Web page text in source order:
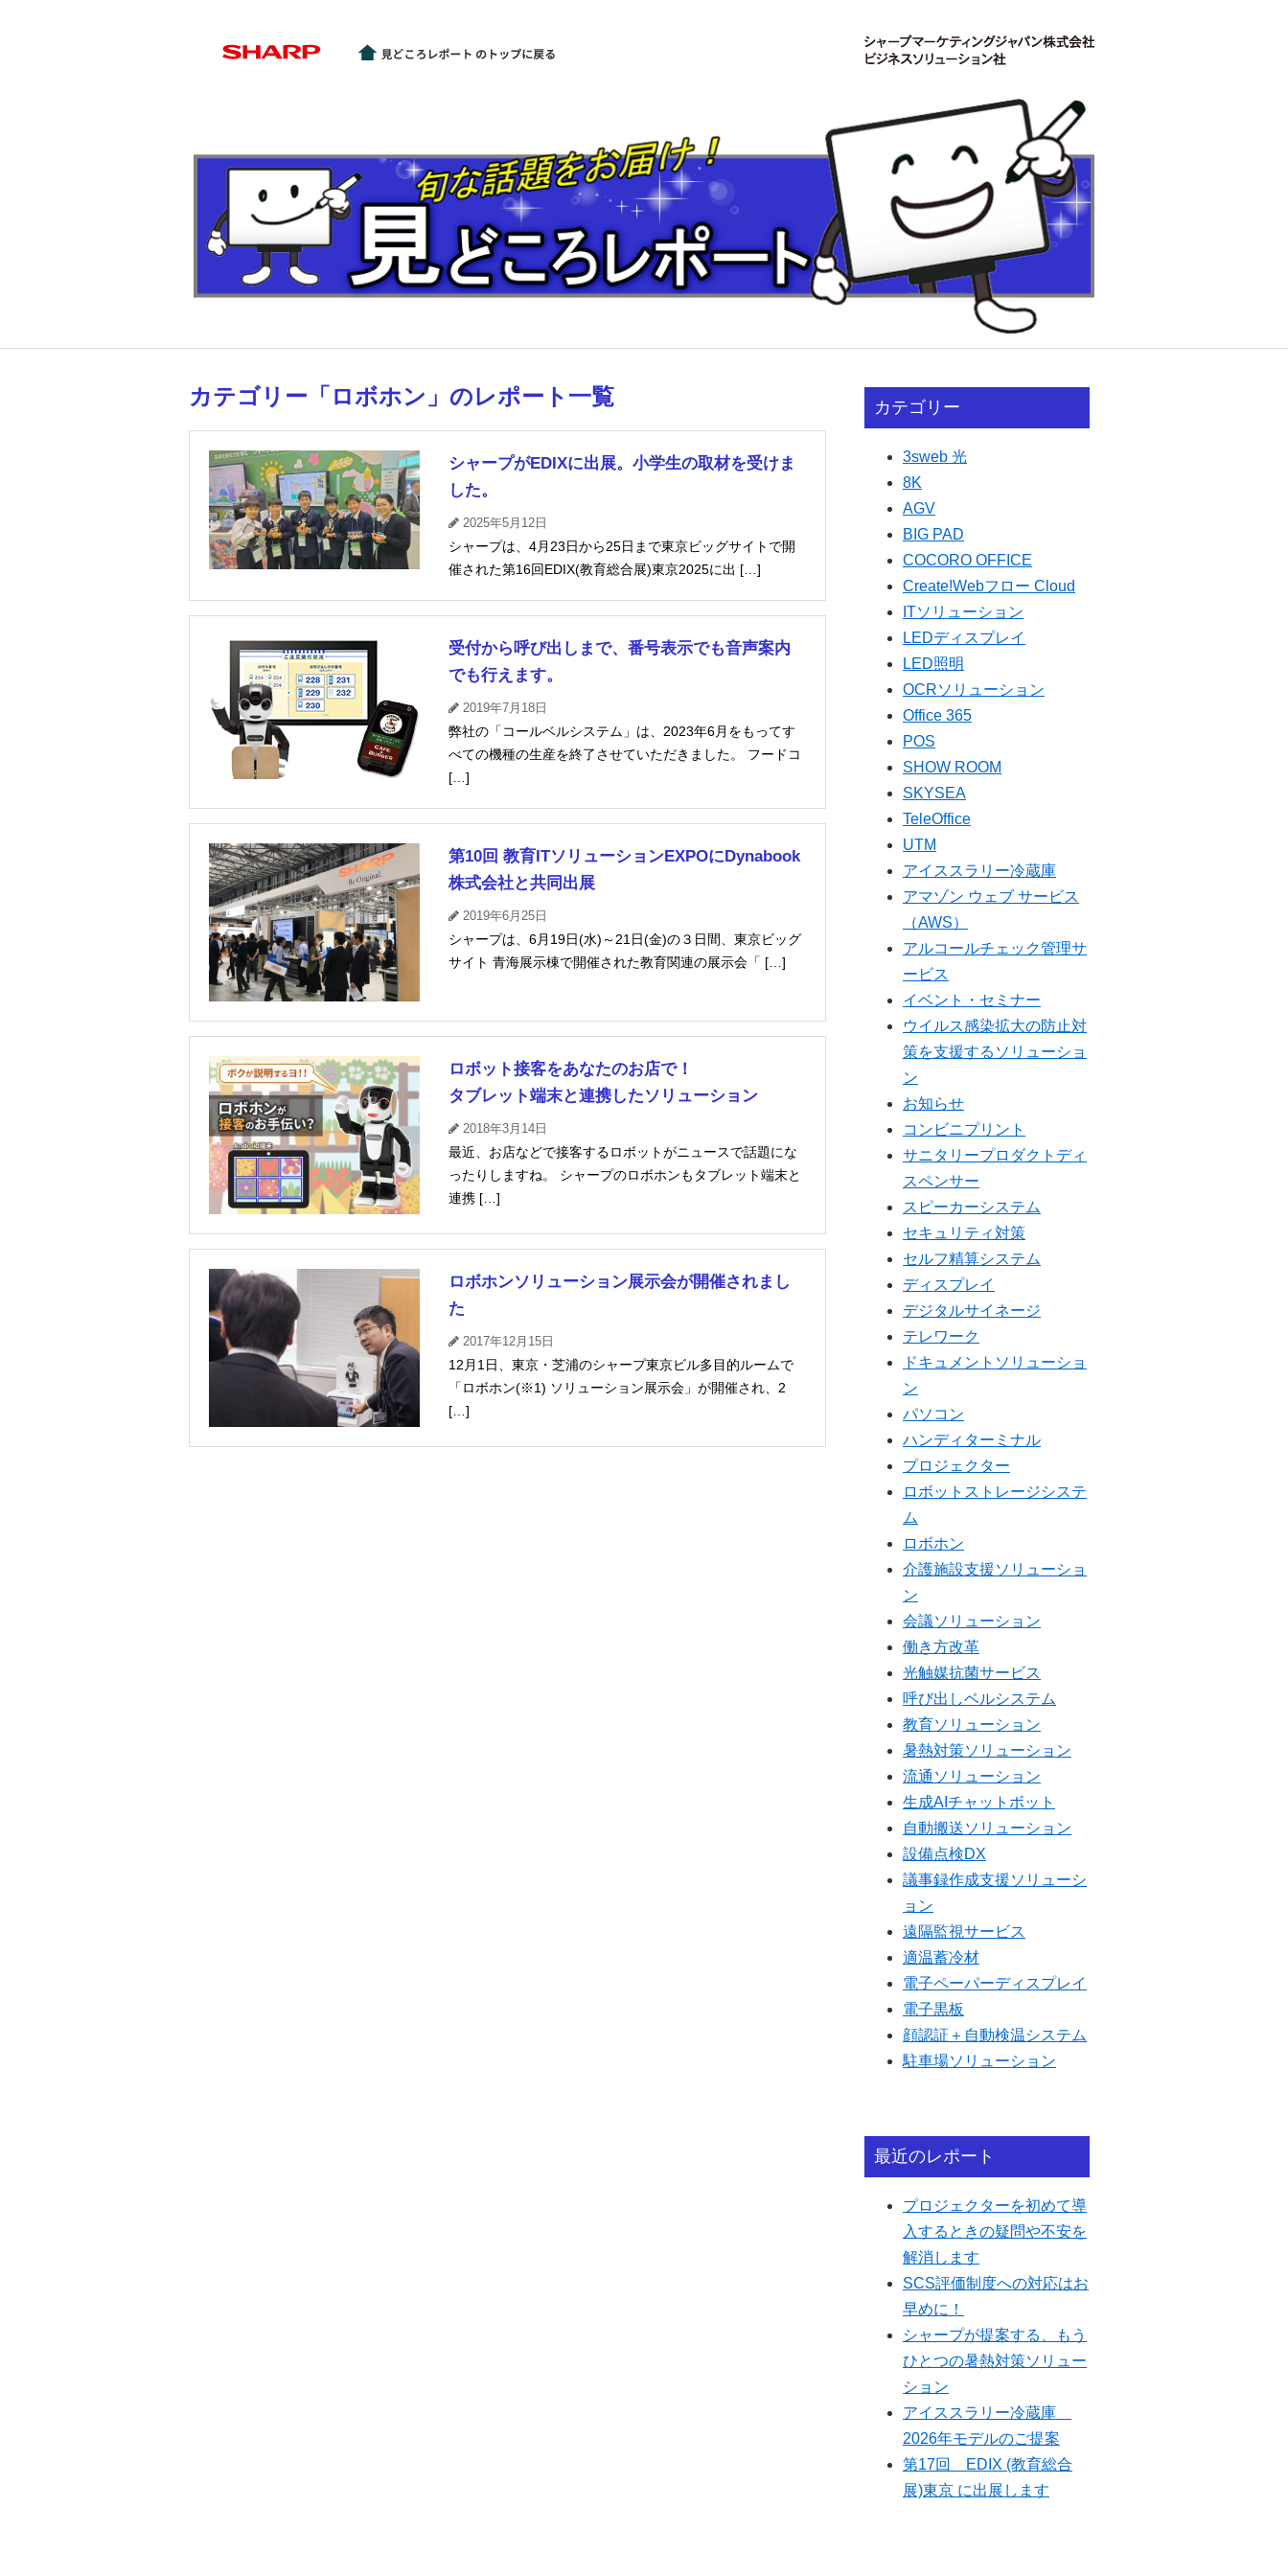
カテゴリー「ロボホン」のレポート一覧
シャープがEDIXに出展。小学生の取材を受けま
した。
2025年5月12日
シャープは、4月23日から25日まで東京ビッグサイトで開
催された第16回EDIX(教育総合展)東京2025に出 […]
受付から呼び出しまで、番号表示でも音声案内
でも行えます。
2019年7月18日
弊社の「コールベルシステム」は、2023年6月をもってす
べての機種の生産を終了させていただきました。 フードコ
[…]
第10回 教育ITソリューションEXPOにDynabook
株式会社と共同出展
2019年6月25日
シャープは、6月19日(水)～21日(金)の３日間、東京ビッグ
サイト 青海展示棟で開催された教育関連の展示会「 […]
ロボット接客をあなたのお店で！
タブレット端末と連携したソリューション
2018年3月14日
最近、お店などで接客するロボットがニュースで話題にな
ったりしますね。 シャープのロボホンもタブレット端末と
連携 […]
ロボホンソリューション展示会が開催されまし
た
2017年12月15日
12月1日、東京・芝浦のシャープ東京ビル多目的ルームで
「ロボホン(※1) ソリューション展示会」が開催され、2
[…]
カテゴリー
3sweb 光
8K
AGV
BIG PAD
COCORO OFFICE
Create!Webフロー Cloud
ITソリューション
LEDディスプレイ
LED照明
OCRソリューション
Office 365
POS
SHOW ROOM
SKYSEA
TeleOffice
UTM
アイススラリー冷蔵庫
アマゾン ウェブ サービス
（AWS）
アルコールチェック管理サ
ービス
イベント・セミナー
ウイルス感染拡大の防止対
策を支援するソリューショ
ン
お知らせ
コンビニプリント
サニタリープロダクトディ
スペンサー
スピーカーシステム
セキュリティ対策
セルフ精算システム
ディスプレイ
デジタルサイネージ
テレワーク
ドキュメントソリューショ
ン
パソコン
ハンディターミナル
プロジェクター
ロボットストレージシステ
ム
ロボホン
介護施設支援ソリューショ
ン
会議ソリューション
働き方改革
光触媒抗菌サービス
呼び出しベルシステム
教育ソリューション
暑熱対策ソリューション
流通ソリューション
生成AIチャットボット
自動搬送ソリューション
設備点検DX
議事録作成支援ソリューシ
ョン
遠隔監視サービス
適温蓄冷材
電子ペーパーディスプレイ
電子黒板
顔認証＋自動検温システム
駐車場ソリューション
最近のレポート
プロジェクターを初めて導
入するときの疑問や不安を
解消します
SCS評価制度への対応はお
早めに！
シャープが提案する、もう
ひとつの暑熱対策ソリュー
ション
アイススラリー冷蔵庫
2026年モデルのご提案
第17回 EDIX (教育総合
展)東京 に出展します